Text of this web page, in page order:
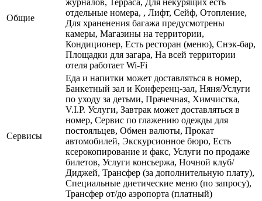
Общие
журналов, Терраса, Для некурящих есть
отдельные номера, , Лифт, Сейф, Отопление,
Для храненения багажа предусмотрены
камеры, Магазины на территории,
Кондиционер, Есть ресторан (меню), Снэк-бар,
Площадки для загара, На всей территории
отеля работает Wi-Fi
Сервисы
Еда и напитки может доставляться в номер,
Банкетный зал и Конференц-зал, Няня/Услуги
по уходу за детьми, Прачечная, Химчистка,
V.I.P. Услуги, Завтрак может доставляться в
номер, Сервис по глажению одежды для
постояльцев, Обмен валюты, Прокат
автомобилей, Экскурсионное бюро, Есть
ксерокопирование и факс, Услуги по продаже
билетов, Услуги консьержа, Ночной клуб/
Диджей, Трансфер (за дополнительную плату),
Специальные диетические меню (по запросу),
Трансфер от/до аэропорта (платный)